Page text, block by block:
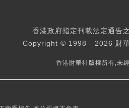
香港政府指定刊載法定通告
Copyright © 1998 - 2026 財華
香港財華社版權所有,未